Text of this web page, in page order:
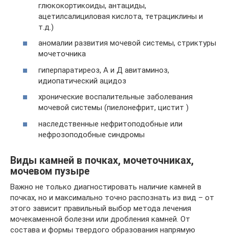
глюкокортикоиды, антациды,
ацетилсалициловая кислота, тетрациклины и
т.д.)
аномалии развития мочевой системы, стриктуры
мочеточника
гиперпаратиреоз, А и Д авитаминоз,
идиопатический ацидоз
хронические воспалительные заболевания
мочевой системы (пиелонефрит, цистит )
наследственные нефритоподобные или
нефрозоподобные синдромы
Виды камней в почках, мочеточниках,
мочевом пузыре
Важно не только диагностировать наличие камней в
почках, но и максимально точно распознать из вид – от
этого зависит правильный выбор метода лечения
мочекаменной болезни или дробления камней. От
состава и формы твердого образования напрямую